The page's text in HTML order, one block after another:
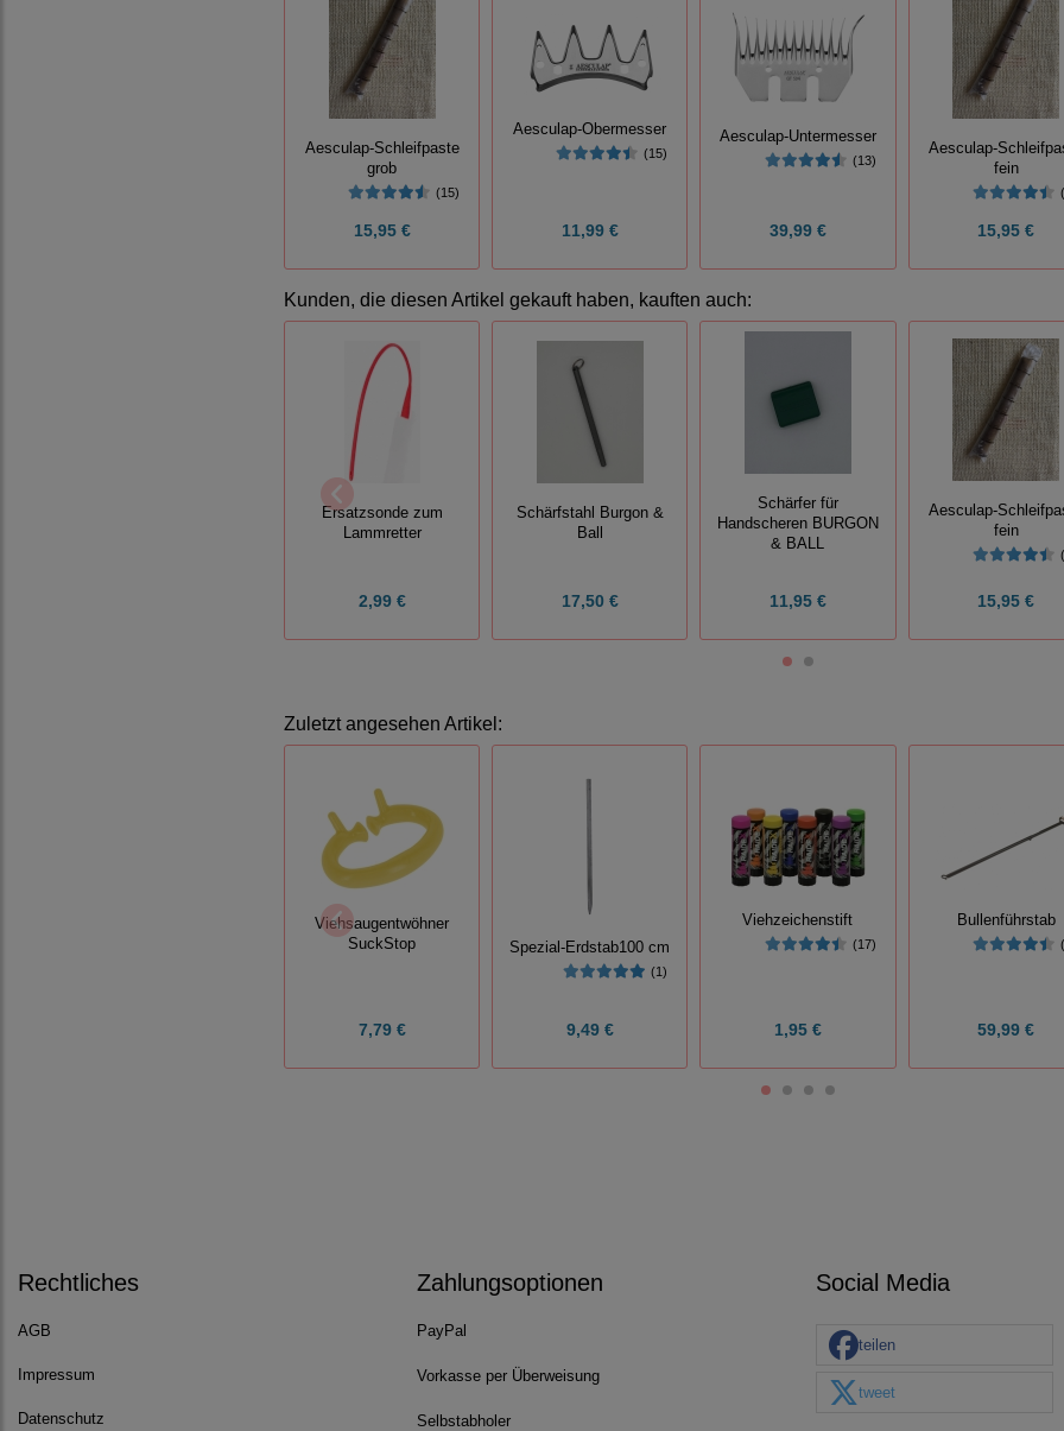
Aesculap-Schleifpaste
grob
(15)
15,95 €
Aesculap-Obermesser
(15)
11,99 €
Aesculap-Untermesser
(13)
39,99 €
Aesculap-
fein
15,95 €
Kunden, die diesen Artikel gekauft haben, kauften auch:
Ersatzsonde zum
Lammretter
2,99 €
Schärfstahl Burgon &
Ball
17,50 €
Schärfer für
Handscheren BURGON
& BALL
11,95 €
Aesculap-
fein
15,95 €
Zuletzt angesehen Artikel:
Viehsaugentwöhner
SuckStop
7,79 €
Spezial-Erdstab100 cm
(1)
9,49 €
Viehzeichenstift
(17)
1,95 €
Bullenführstab
59,99 €
Rechtliches
AGB
Impressum
Datenschutz
Zahlungsoptionen
PayPal
Vorkasse per Überweisung
Selbstabholer
Social Media
teilen
tweet